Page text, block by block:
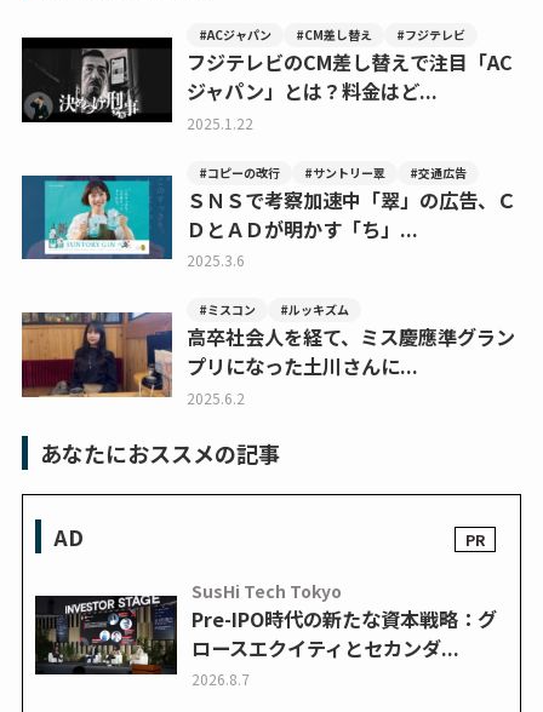
#ACジャパン #CM差し替え #フジテレビ
フジテレビのCM差し替えで注目「AC
ジャパン」とは？料金はど...
2025.1.22
#コピーの改行 #サントリー翠 #交通広告
ＳＮＳで考察加速中「翠」の広告、Ｃ
ＤとＡＤが明かす「ち」...
2025.3.6
#ミスコン #ルッキズム
高卒社会人を経て、ミス慶應準グラン
プリになった土川さんに...
2025.6.2
あなたにおススメの記事
AD
SusHi Tech Tokyo
Pre-IPO時代の新たな資本戦略：グ
ロースエクイティとセカンダ...
2026.8.7